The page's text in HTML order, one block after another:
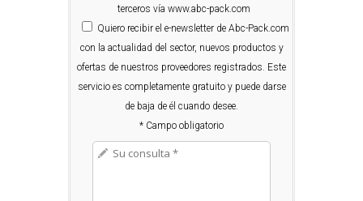
terceros vía www.abc-pack.com
Quiero recibir el e-newsletter de Abc-Pack.com
con la actualidad del sector, nuevos productos y
ofertas de nuestros proveedores registrados. Este
servicio es completamente gratuito y puede darse
de baja de él cuando desee.
* Campo obligatorio